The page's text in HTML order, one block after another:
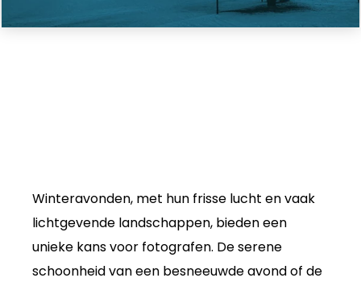
Winteravonden, met hun frisse lucht en vaak
lichtgevende landschappen, bieden een
unieke kans voor fotografen. De serene
schoonheid van een besneeuwde avond of de